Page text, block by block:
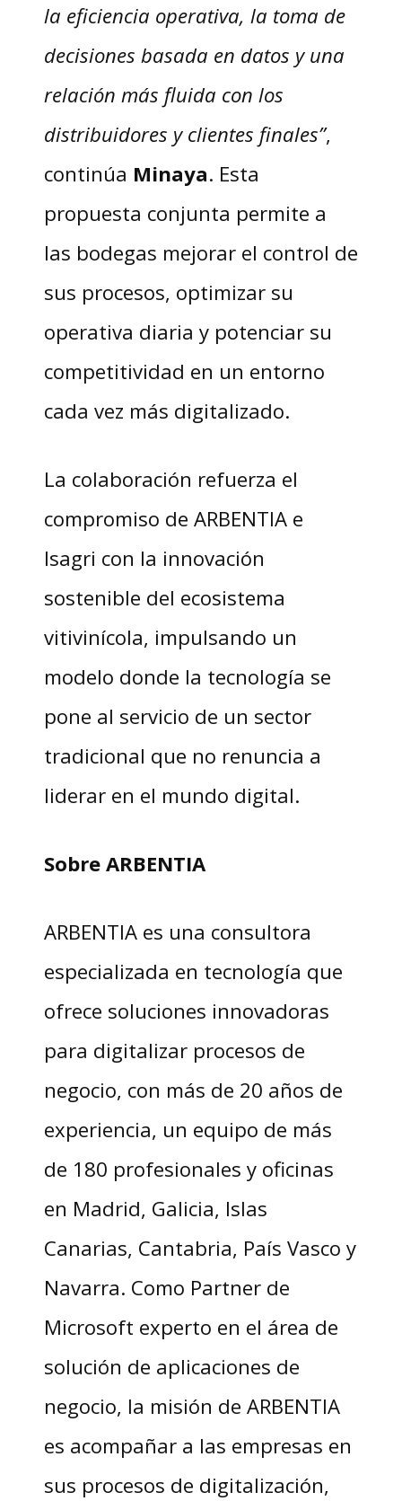
la eficiencia operativa, la toma de
decisiones basada en datos y una
relación más fluida con los
distribuidores y clientes finales”,
continúa Minaya. Esta
propuesta conjunta permite a
las bodegas mejorar el control de
sus procesos, optimizar su
operativa diaria y potenciar su
competitividad en un entorno
cada vez más digitalizado.
La colaboración refuerza el
compromiso de ARBENTIA e
Isagri con la innovación
sostenible del ecosistema
vitivinícola, impulsando un
modelo donde la tecnología se
pone al servicio de un sector
tradicional que no renuncia a
liderar en el mundo digital.
Sobre ARBENTIA
ARBENTIA es una consultora
especializada en tecnología que
ofrece soluciones innovadoras
para digitalizar procesos de
negocio, con más de 20 años de
experiencia, un equipo de más
de 180 profesionales y oficinas
en Madrid, Galicia, Islas
Canarias, Cantabria, País Vasco y
Navarra. Como Partner de
Microsoft experto en el área de
solución de aplicaciones de
negocio, la misión de ARBENTIA
es acompañar a las empresas en
sus procesos de digitalización,